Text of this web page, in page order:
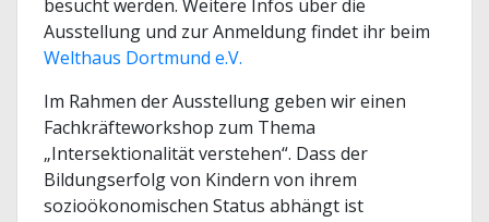
besucht werden. Weitere Infos über die
Ausstellung und zur Anmeldung findet ihr beim
Welthaus Dortmund e.V.
Im Rahmen der Ausstellung geben wir einen
Fachkräfteworkshop zum Thema
„Intersektionalität verstehen“. Dass der
Bildungserfolg von Kindern von ihrem
sozioökonomischen Status abhängt ist